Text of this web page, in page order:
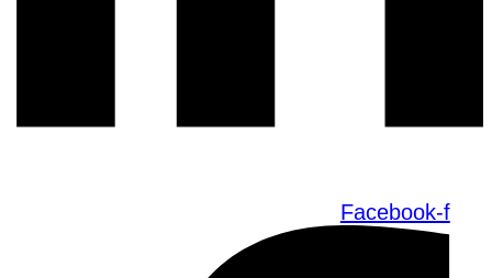
Facebook-f